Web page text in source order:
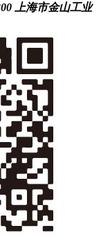
上海市金山工业